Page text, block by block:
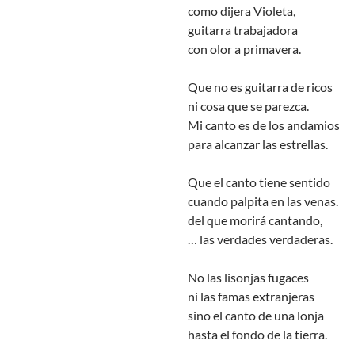
como dijera Violeta,
guitarra trabajadora
con olor a primavera.
Que no es guitarra de ricos
ni cosa que se parezca.
Mi canto es de los andamios
para alcanzar las estrellas.
Que el canto tiene sentido
cuando palpita en las
del que morirá cantando,
… las verdades verdaderas.
No las lisonjas fugaces
ni las famas extranjeras
sino el canto de una lonja
hasta el fondo de la tierra.